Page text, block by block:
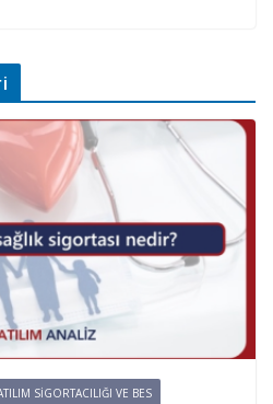
SIGORTACILIĞI VE BES